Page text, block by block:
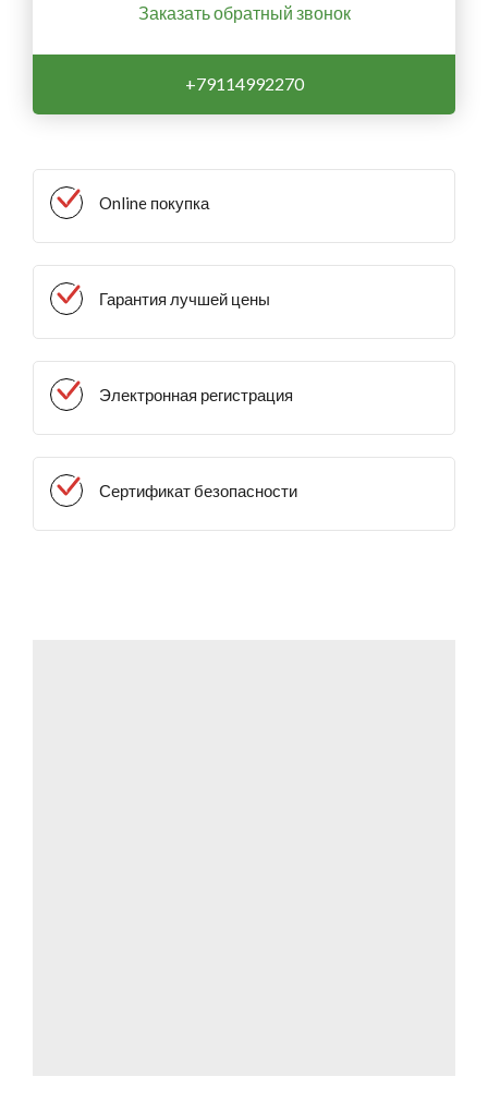
Заказать обратный звонок
+79114992270
Online покупка
Гарантия лучшей цены
Электронная регистрация
Сертификат безопасности